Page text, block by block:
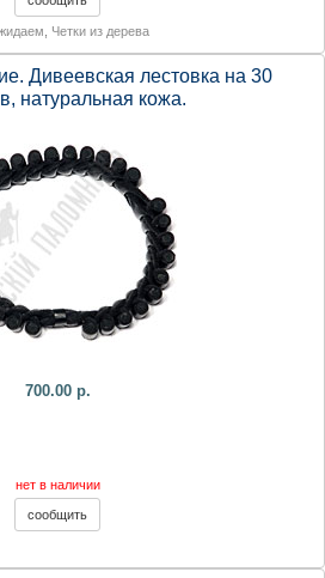
Четки из дерева
Дивеевская лестовка на 30
натуральная кожа.
700.00 р.
нет в наличии